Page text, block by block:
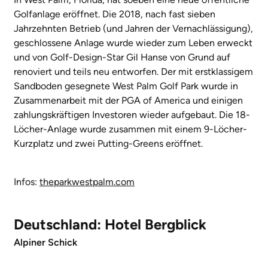
Golfanlage eröffnet. Die 2018, nach fast sieben
Jahrzehnten Betrieb (und Jahren der Vernachlässigung),
geschlossene Anlage wurde wieder zum Leben erweckt
und von Golf-Design-Star Gil Hanse von Grund auf
renoviert und teils neu entworfen. Der mit erstklassigem
Sandboden gesegnete West Palm Golf Park wurde in
Zusammenarbeit mit der PGA of America und einigen
zahlungskräftigen Investoren wieder aufgebaut. Die 18-
Löcher-Anlage wurde zusammen mit einem 9-Löcher-
Kurzplatz und zwei Putting-Greens eröffnet.
Infos: theparkwestpalm.com
Deutschland: Hotel Bergblick
Alpiner Schick